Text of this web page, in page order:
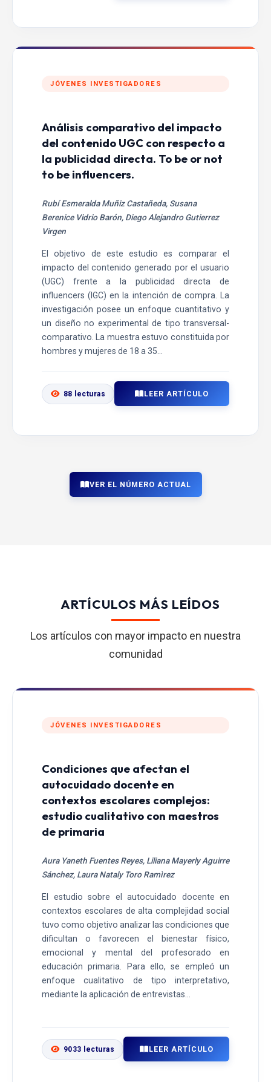
JÓVENES INVESTIGADORES
Análisis comparativo del impacto
del contenido UGC con respecto a
la publicidad directa. To be or not
to be influencers.
Rubí Esmeralda Muñiz Castañeda, Susana
Berenice Vidrio Barón, Diego Alejandro Gutierrez
Virgen
El objetivo de este estudio es comparar el
impacto del contenido generado por el usuario
(UGC) frente a la publicidad directa de
influencers (IGC) en la intención de compra. La
investigación posee un enfoque cuantitativo y
un diseño no experimental de tipo transversal-
comparativo. La muestra estuvo constituida por
hombres y mujeres de 18 a 35...
88 lecturas LEER ARTÍCULO
VER EL NÚMERO ACTUAL
ARTÍCULOS MÁS LEÍDOS
Los artículos con mayor impacto en nuestra
comunidad
JÓVENES INVESTIGADORES
Condiciones que afectan el
autocuidado docente en
contextos escolares complejos:
estudio cualitativo con maestros
de primaria
Aura Yaneth Fuentes Reyes, Liliana Mayerly Aguirre
Sánchez, Laura Nataly Toro Ramìrez
El estudio sobre el autocuidado docente en
contextos escolares de alta complejidad social
tuvo como objetivo analizar las condiciones que
dificultan o favorecen el bienestar físico,
emocional y mental del profesorado en
educación primaria. Para ello, se empleó un
enfoque cualitativo de tipo interpretativo,
mediante la aplicación de entrevistas...
9033 lecturas LEER ARTÍCULO